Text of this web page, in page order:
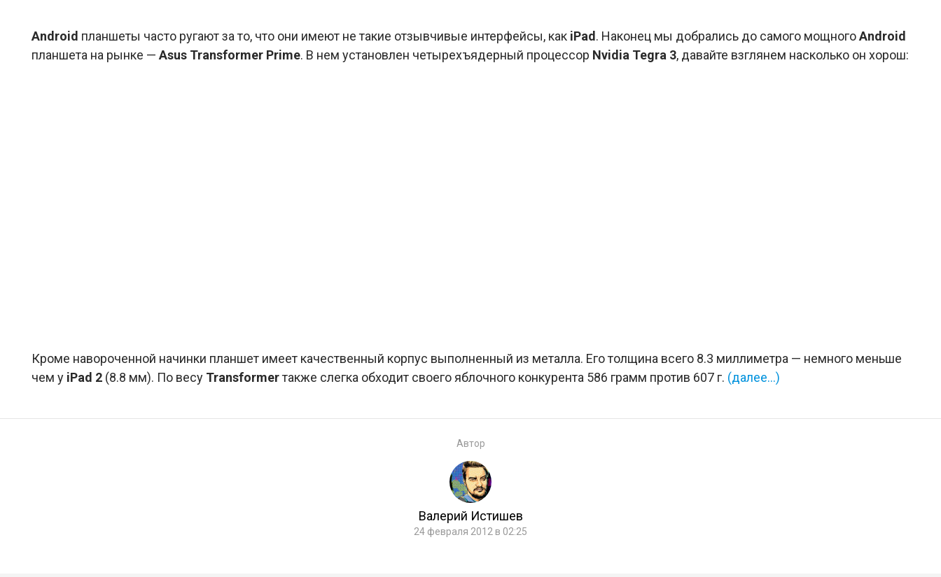
Android планшеты часто ругают за то, что они имеют не такие отзывчивые интерфейсы, как iPad . Наконец мы добрались до самого мощногоAndroid
планшета на рынке — Asus Transformer Prime. В нем установлен четырехъядерный процессор Nvidia Tegra 3, давайте взглянем насколько он хорош:
Кроме навороченной начинки планшет имеет качественный корпус выполненный из металла. Его толщина всего 8.3 миллиметра — немного меньше
чем у iPad 2 (8.8 мм). По весу Transformerтакже слегка обходит своего яблочного конкурента 586 грамм против 607 г. (далее…)
Автор
Валерий Истишев
24 февраля 2012 в 02:25